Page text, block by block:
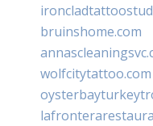
bruinshome.com
wolfcitytattoo.com